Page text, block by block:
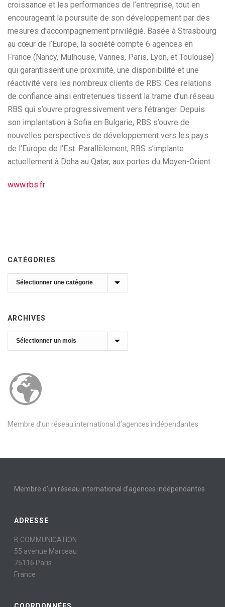
croissance et les performances de l’entreprise, tout en
encourageant la poursuite de son développement par des
mesures d’accompagnement privilégié. Basée à Strasbourg
au cœur de l’Europe, la société compte 6 agences en
France (Nancy, Mulhouse, Vannes, Paris, Lyon, et Toulouse)
qui garantissent une proximité, une disponibilité et une
réactivité vers les nombreux clients de RBS. Ces relations
de confiance ainsi entretenues tissent la trame d’un réseau
RBS qui s’ouvre progressivement vers l’étranger. Depuis
son implantation à Sofia en Bulgarie, RBS s’ouvre de
nouvelles perspectives de développement vers les pays
de l’Europe de l’Est. Parallèlement, RBS s’implante
actuellement à Doha au Qatar, aux portes du Moyen-Orient.
www.rbs.fr
CATÉGORIES
Catégories
ARCHIVES
Archives
Membre d’un réseau international d’agences indépendantes
Membre d’un réseau international d’agences indépendantes
ADRESSE
B COMMUNICATION
55 avenue Marceau
75116 Paris
France